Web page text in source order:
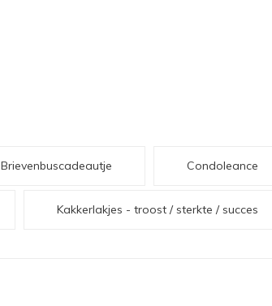
Brievenbuscadeautje Condoleance
Kakkerlakjes - troost / sterkte / succes